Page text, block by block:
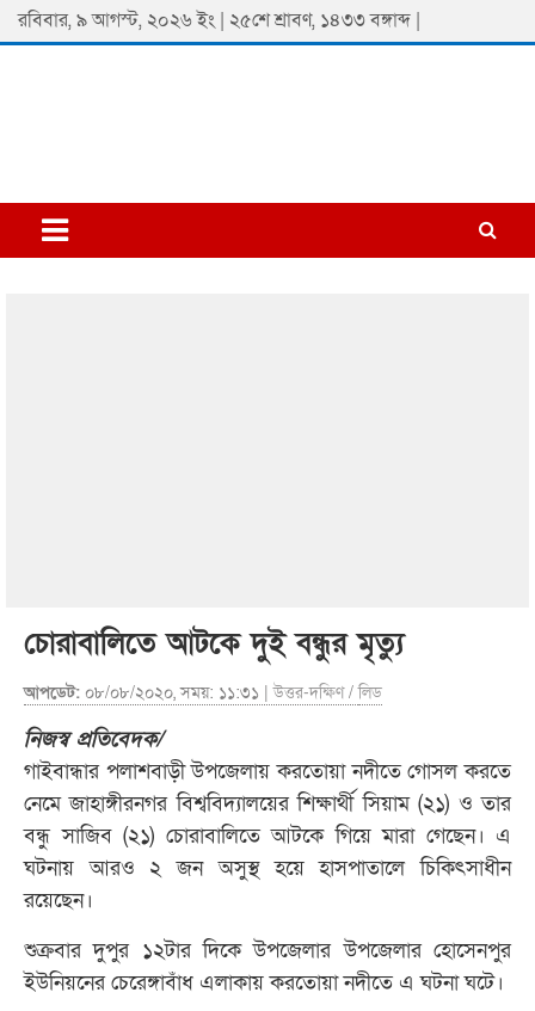
Skip
to
রবিবার, ৯ আগস্ট, ২০২৬ ইং | ২৫শে শ্রাবণ, ১৪৩৩ বঙ্গাব্দ |
Padmaprobaha
Online Newspaper Portal
চোরাবালিতে আটকে দুই বন্ধুর মৃত্যু
আপডেট: ০৮/০৮/২০২০, সময়: ১১:৩১ |উত্তর-দক্ষিণ/লিড
নিজস্ব প্রতিবেদক/
গাইবান্ধার পলাশবাড়ী উপজেলায় করতোয়া নদীতে গোসল করতে
নেমে জাহাঙ্গীরনগর বিশ্ববিদ্যালয়ের শিক্ষার্থী সিয়াম (২১) ও তার
বন্ধু সাজিব (২১) চোরাবালিতে আটকে গিয়ে মারা গেছেন। এ
ঘটনায় আরও ২ জন অসুস্থ হয়ে হাসপাতালে চিকিৎসাধীন
রয়েছেন।
শুক্রবার দুপুর ১২টার দিকে উপজেলার উপজেলার হোসেনপুর
ইউনিয়নের চেরেঙ্গাবাঁধ এলাকায় করতোয়া নদীতে এ ঘটনা ঘটে।